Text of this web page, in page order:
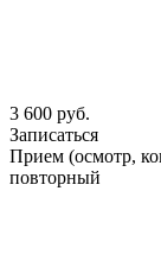
3 600 руб.
Записаться
Прием (осмотр,
повторный